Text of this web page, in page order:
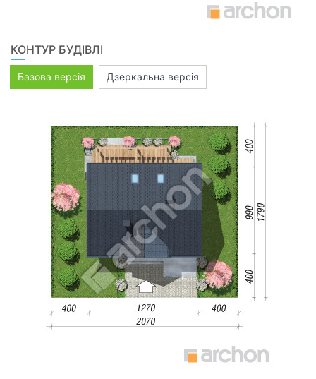
КОНТУР БУДІВЛІ
Базова версія Дзеркальна версія